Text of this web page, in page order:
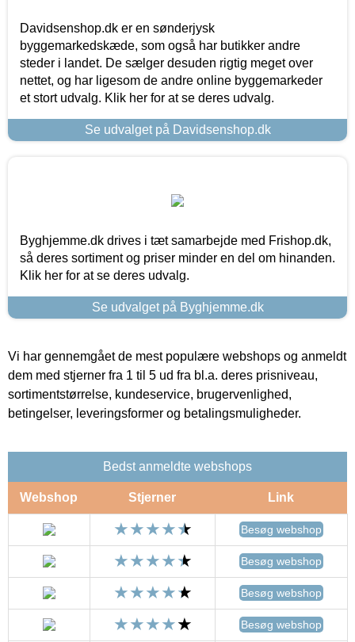
Davidsenshop.dk er en sønderjysk
byggemarkedskæde, som også har butikker andre
steder i landet. De sælger desuden rigtig meget over
nettet, og har ligesom de andre online byggemarkeder
et stort udvalg. Klik her for at se deres udvalg.
Se udvalget på Davidsenshop.dk
Byghjemme.dk drives i tæt samarbejde med Frishop.dk,
så deres sortiment og priser minder en del om hinanden.
Klik her for at se deres udvalg.
Se udvalget på Byghjemme.dk
Vi har gennemgået de mest populære webshops og anmeldt
dem med stjerner fra 1 til 5 ud fra bl.a. deres prisniveau,
sortimentstørrelse, kundeservice, brugervenlighed,
betingelser, leveringsformer og betalingsmuligheder.
Bedst anmeldte webshops
Webshop Stjerner Link
Besøg webshop
Besøg webshop
Besøg webshop
Besøg webshop